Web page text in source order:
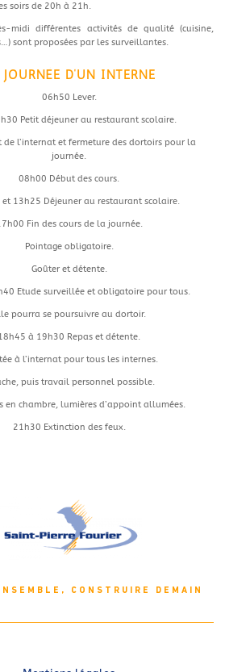
soirs de 20h à 21h.
midi différentes activités de qualité (cuisine,
sont proposées par les surveillantes.
JOURNÉE D’UN INTERNE
06h50 Lever.
Petit déjeuner au restaurant scolaire.
de l’internat et fermeture des dortoirs pour la
journée.
08h00 Début des cours.
et 13h25 Déjeuner au restaurant scolaire.
Fin des cours de la journée.
Pointage obligatoire.
Goûter et détente.
Etude surveillée et obligatoire pour tous.
pourra se poursuivre au dortoir.
à 19h30 Repas et détente.
à l’internat pour tous les internes.
puis travail personnel possible.
en chambre, lumières d’appoint allumées.
21h30 Extinction des feux.
CONSTRUIRE DEMAIN